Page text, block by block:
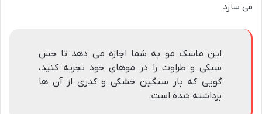
می سازد.
این ماسک مو به شما اجازه می دهد تا حس
سبکی و طراوت را در موهای خود تجربه کنید،
گویی که بار سنگین خشکی و کدری از آن ها
برداشته شده است.